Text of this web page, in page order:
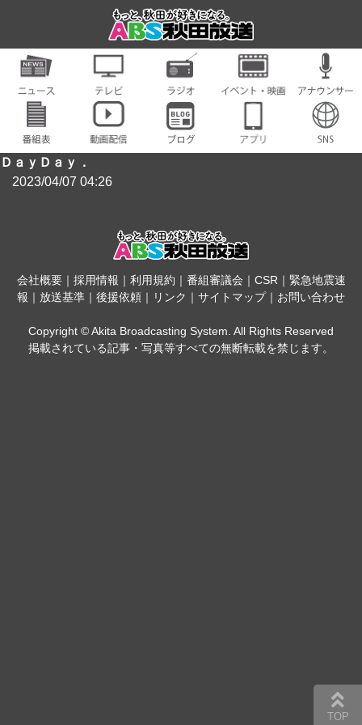
ＤａｙＤａｙ．
2023/04/07 04:26
会社概要｜ 採用情報 ｜ 利用規約 ｜ 番組審議会 ｜ CSR｜ 緊急地震速
報 ｜ 放送基準 ｜ 後援依頼 ｜ リンク ｜ サイトマップ｜ お問い合わせ
Copyright © Akita Broadcasting System. All Rights Reserved
掲載されている記事・写真等すべての無断転載を禁じます。